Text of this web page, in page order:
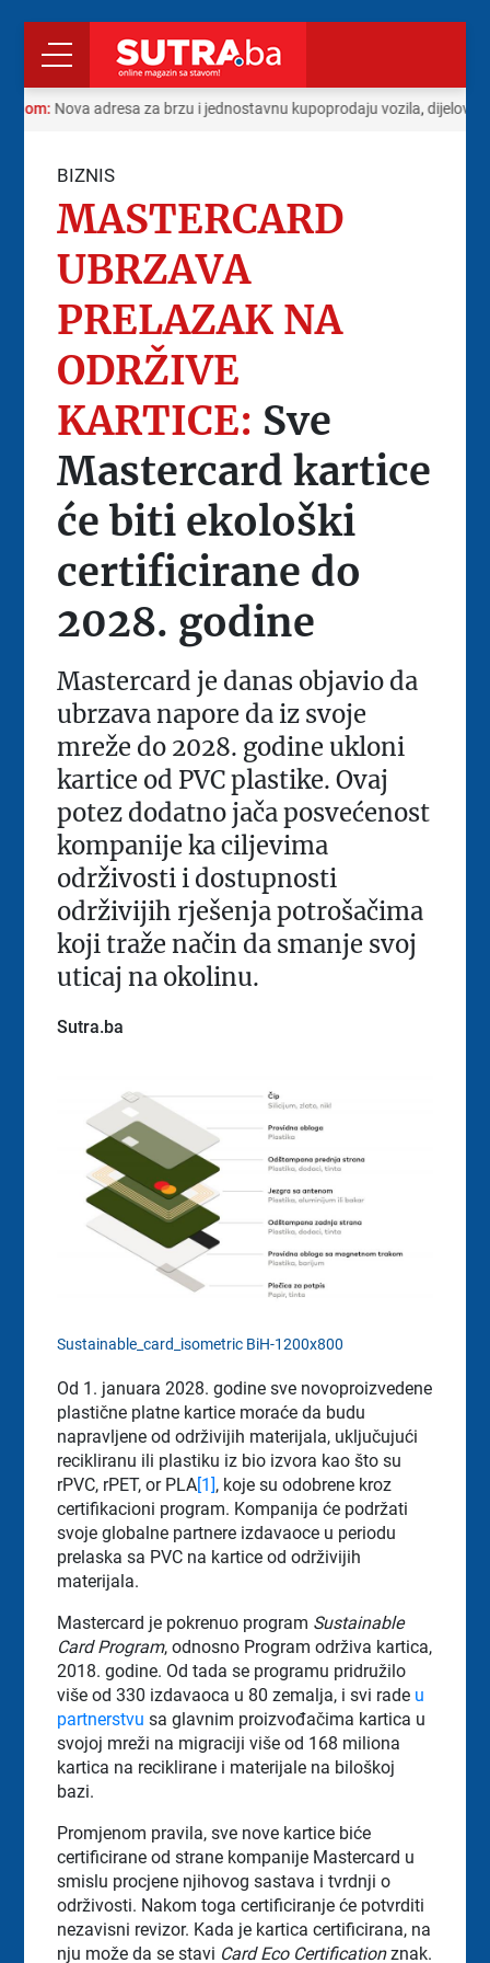
Nova adresa za brzu i jednostavnu kupoprodaju vozila, dijelova i
BIZNIS
MASTERCARD
UBRZAVA
PRELAZAK NA
ODRŽIVE
KARTICE: Sve
Mastercard kartice
će biti ekološki
certificirane do
2028. godine
Mastercard je danas objavio da
ubrzava napore da iz svoje
mreže do 2028. godine ukloni
kartice od PVC plastike. Ovaj
potez dodatno jača posvećenost
kompanije ka ciljevima
održivosti i dostupnosti
održivijih rješenja potrošačima
koji traže način da smanje svoj
uticaj na okolinu.
Sutra.ba
Sustainable_card_isometric BiH-1200x800
Od 1. januara 2028. godine sve novoproizvedene
plastične platne kartice moraće da budu
napravljene od održivijih materijala, uključujući
recikliranu ili plastiku iz bio izvora kao što su
rPVC, rPET, or PLA[1], koje su odobrene kroz
certifikacioni program. Kompanija će podržati
svoje globalne partnere izdavaoce u periodu
prelaska sa PVC na kartice od održivijih
materijala.
Mastercard je pokrenuo program Sustainable
Card Program, odnosno Program održiva kartica,
2018. godine. Od tada se programu pridružilo
više od 330 izdavaoca u 80 zemalja, i svi rade u
partnerstvu sa glavnim proizvođačima kartica u
svojoj mreži na migraciji više od 168 miliona
kartica na reciklirane i materijale na biloškoj
bazi.
Promjenom pravila, sve nove kartice biće
certificirane od strane kompanije Mastercard u
smislu procjene njihovog sastava i tvrdnji o
održivosti. Nakom toga certificiranje će potvrditi
nezavisni revizor. Kada je kartica certificirana, na
nju može da se stavi Card Eco Certificationznak.